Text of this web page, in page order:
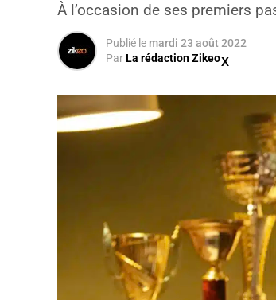
À l’occasion de ses premiers
Publié le mardi 23 août 2022
ParLa rédaction Zikeo